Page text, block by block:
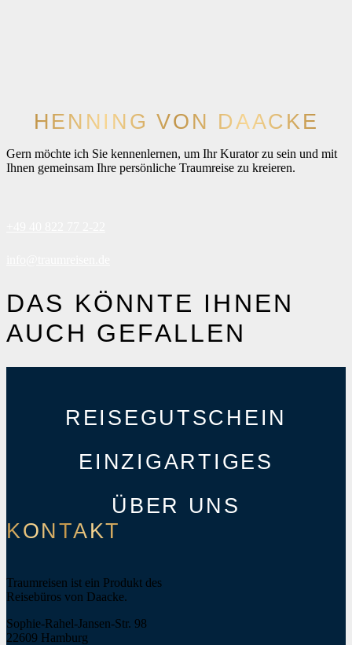
HENNING VON DAACKE
Gern möchte ich Sie kennenlernen, um Ihr Kurator zu sein und mit
Ihnen gemeinsam Ihre persönliche Traumreise zu kreieren.
DAS KÖNNTE IHNEN
AUCH GEFALLEN
REISEGUTSCHEIN
EINZIGARTIGES
ÜBER UNS
KONTAKT
Traumreisen ist ein Produkt des
Reisebüros von Daacke.
Sophie-Rahel-Jansen-Str. 98
22609 Hamburg